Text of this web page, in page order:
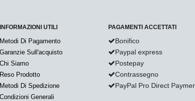
INFORMAZIONI UTILI
Metodi Di Pagamento
Garanzie Sull'acquisto
Chi Siamo
Reso Prodotto
Metodi Di Spedizione
Condizioni Generali
PAGAMENTI ACCETTATI
Bonifico
Paypal express
Postepay
Contrassegno
PayPal Pro Direct